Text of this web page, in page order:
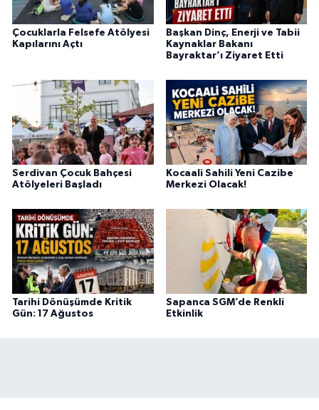
Çocuklarla Felsefe Atölyesi
Kapılarını Açtı
Başkan Dinç, Enerji ve Tabii
Kaynaklar Bakanı
Bayraktar’ı Ziyaret Etti
Serdivan Çocuk Bahçesi
Atölyeleri Başladı
Kocaali Sahili Yeni Cazibe
Merkezi Olacak!
Tarihi Dönüşümde Kritik
Gün: 17 Ağustos
Sapanca SGM’de Renkli
Etkinlik